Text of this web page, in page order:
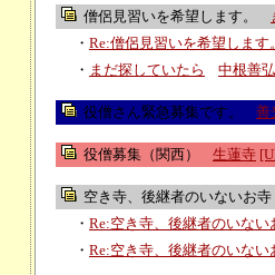
僧侶見習いを希望します。
・ Re:僧侶見習いを希望します
・ まだ探していたら 中根善弘
役僧さん緊急募集です。 善
役僧募集（関西） 生蓮寺
空き寺、後継者のいないお
・ Re:空き寺、後継者のいな
・ Re:空き寺、後継者のいな